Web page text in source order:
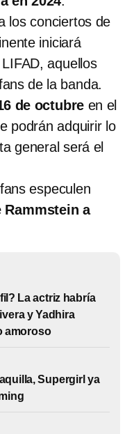
los conciertos de
iniciará
aquellos
de la banda.
de octubre en el
podrán adquirir lo
general será el
especulen
Rammstein a
La actriz habría
y Yadhira
amoroso
Supergirl ya